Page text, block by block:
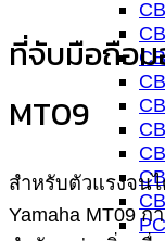
ที่จับมือถือม
MT09
สำหรับตัวแรงจนไ
Yamaha MT09